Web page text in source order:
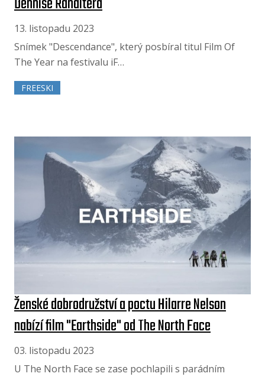
13. listopadu 2023
Snímek "Descendance", který posbíral titul Film Of
The Year na festivalu iF…
FREESKI
Ženské dobrodružství a poctu Hilarre Nelson
nabízí film "Earthside" od The North Face
03. listopadu 2023
U The North Face se zase pochlapili s parádním